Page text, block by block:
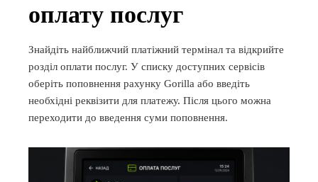
оплату послуг
Знайдіть найближчий платіжний термінал та відкрийте
розділ оплати послуг. У списку доступних сервісів
оберіть поповнення рахунку Gorilla або введіть
необхідні реквізити для платежу. Після цього можна
переходити до введення суми поповнення.